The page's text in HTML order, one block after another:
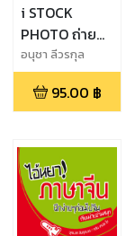
i STOCK
PHOTO ถ่าย
ภาพได้ ขาย
ภาพรวย
อนุชา ลีวรกุล
95.00 ฿